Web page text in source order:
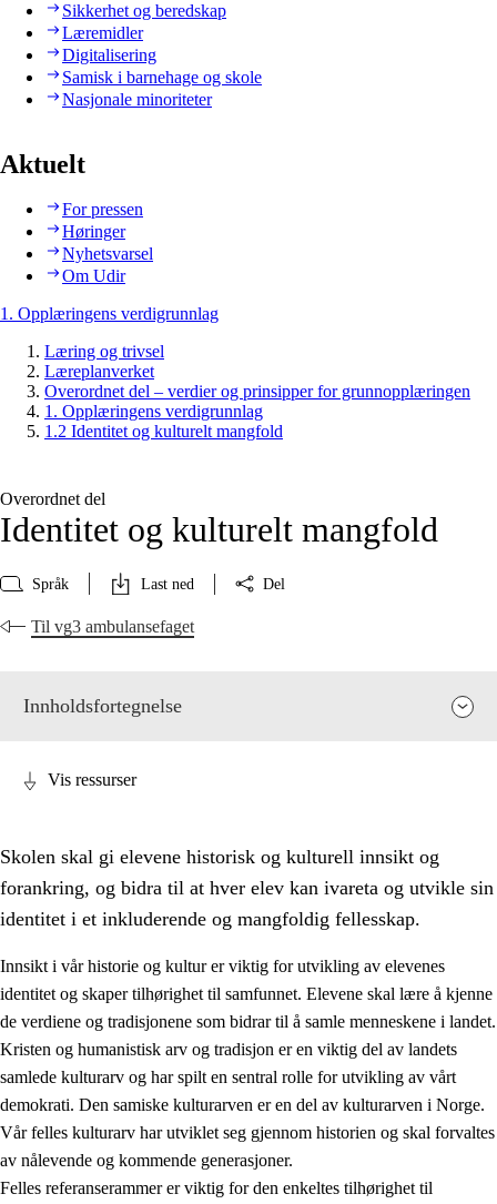
Sikkerhet og beredskap
Læremidler
Digitalisering
Samisk i barnehage og skole
Nasjonale minoriteter
Aktuelt
For pressen
Høringer
Nyhetsvarsel
Om Udir
1. Opplæringens verdigrunnlag
Læring og trivsel
Læreplanverket
Overordnet del – verdier og prinsipper for grunnopplæringen
1. Opplæringens verdigrunnlag
1.2 Identitet og kulturelt mangfold
Overordnet del
Identitet og kulturelt mangfold
Språk Last ned Del
Til vg3 ambulansefaget
Innholdsfortegnelse
1. Opplæringens verdigrunnlag
1.1 Menneskeverdet
1.2 Identitet og kulturelt mangfold
1.3 Kritisk tenkning og etisk bevissthet
1.4 Skaperglede, engasjement og utforskertrang
Vis ressurser
Skolen skal gi elevene historisk og kulturell innsikt og
forankring, og bidra til at hver elev kan ivareta og utvikle sin
identitet i et inkluderende og mangfoldig fellesskap.
Innsikt i vår historie og kultur er viktig for utvikling av elevenes
identitet og skaper tilhørighet til samfunnet. Elevene skal lære å kjenne
de verdiene og tradisjonene som bidrar til å samle menneskene i landet.
Kristen og humanistisk arv og tradisjon er en viktig del av landets
samlede kulturarv og har spilt en sentral rolle for utvikling av vårt
demokrati. Den samiske kulturarven er en del av kulturarven i Norge.
Vår felles kulturarv har utviklet seg gjennom historien og skal forvaltes
av nålevende og kommende generasjoner.
Felles referanserammer er viktig for den enkeltes tilhørighet til